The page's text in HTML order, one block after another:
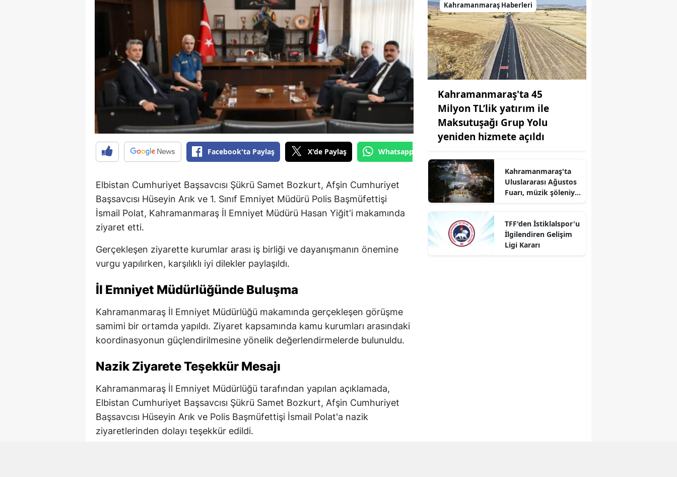
Facebook'ta Paylaş X'de Paylaş Whatsapp'tan Gönder
Elbistan Cumhuriyet Başsavcısı Şükrü Samet Bozkurt, Afşin Cumhuriyet
Başsavcısı Hüseyin Arık ve 1. Sınıf Emniyet Müdürü Polis Başmüfettişi
İsmail Polat, Kahramanmaraş İl Emniyet Müdürü Hasan Yiğit'i makamında
ziyaret etti.
Gerçekleşen ziyarette kurumlar arası iş birliği ve dayanışmanın önemine
vurgu yapılırken, karşılıklı iyi dilekler paylaşıldı.
İl Emniyet Müdürlüğünde Buluşma
Kahramanmaraş İl Emniyet Müdürlüğü makamında gerçekleşen görüşme
samimi bir ortamda yapıldı. Ziyaret kapsamında kamu kurumları arasındaki
koordinasyonun güçlendirilmesine yönelik değerlendirmelerde bulunuldu.
Nazik Ziyarete Teşekkür Mesajı
Kahramanmaraş İl Emniyet Müdürlüğü tarafından yapılan açıklamada,
Elbistan Cumhuriyet Başsavcısı Şükrü Samet Bozkurt, Afşin Cumhuriyet
Başsavcısı Hüseyin Arık ve Polis Başmüfettişi İsmail Polat'a nazik
ziyaretlerinden dolayı teşekkür edildi.
Kahramanmaraş Haberleri
Kahramanmaraş'ta 45
Milyon TL’lik yatırım ile
Maksutuşağı Grup Yolu
yeniden hizmete açıldı
Kahramanmaraş'ta
Uluslararası Ağustos
Fuarı, müzik şöleniyle
TFF'den İstiklalspor'u
İlgilendiren Gelişim
Ligi Kararı